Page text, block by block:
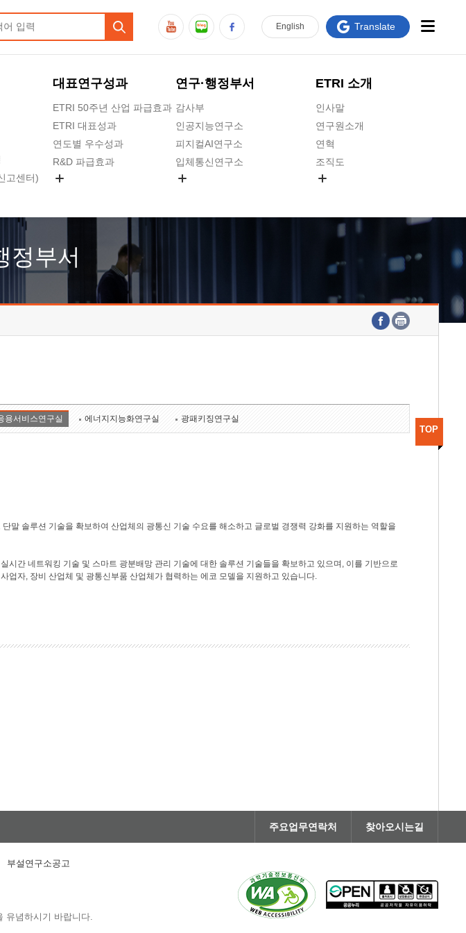
고센터)
대표연구성과
ETRI 50주년 산업 파급효과
ETRI 대표성과
연도별 우수성과
R&D 파급효과
연구·행정부서
감사부
인공지능연구소
피지컬AI연구소
입체통신연구소
호남권연구본부
기획본부
ETRI 소개
인사말
연구원소개
연혁
조직도
연구원 고객헌장
주요업무연락처
English Translate
정부서
용서비스연구실 에너지지능화연구실 광패키징연구실
말 솔루션 기술을 확보하여 산업체의 광통신 기술 수요를 해소하고 글로벌 경쟁력 강화를 지원하는 역할을
시간 네트워킹 기술 및 스마트 광분배망 관리 기술에 대한 솔루션 기술들을 확보하고 있으며, 이를 기반으로
업자, 장비 산업체 및 광통신부품 산업체가 협력하는 에코 모델을 지원하고 있습니다.
TOP
주요업무연락처 찾아오시는길
부설연구소공고
유념하시기 바랍니다.